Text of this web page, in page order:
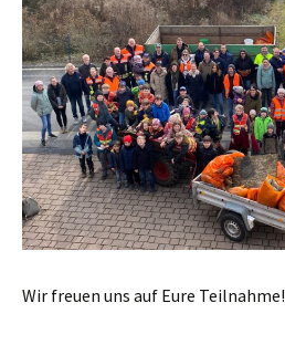
Wir freuen uns auf Eure Teilnahme!